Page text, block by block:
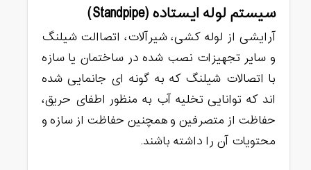
سیستم لوله ایستاده (Standpipe)
آرایشی از لوله کشی، شیرآلات، اتصاالت شیلنگ
و سایر تجهیزات نصب شده در ساختمان یا سازه
با اتصالات شیلنگ که به گونه ای جانمایی شده
اند که توانایی تخلیه آب به منظور اطفای حریق،
حفاظت از متصرفین و همچنین حفاظت از سازه و
محتویات آن را داشته باشند.